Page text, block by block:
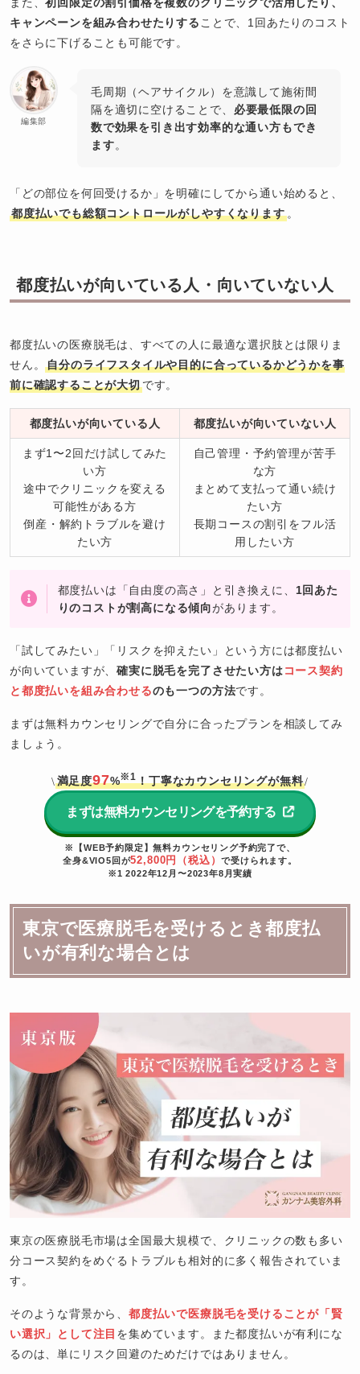
キャンペーンを組み合わせたりする ことで、1回あたりのコスト
をさらに下げることも可能です。
編集部
毛周期（ヘアサイクル）を意識して施術間
隔を適切に空けることで、 必要最低限の回
数で効果を引き出す効率的な通い方もでき
ます。
「どの部位を何回受けるか」を明確にしてから通い始めると、
都度払いでも総額コントロールがしやすくなります。
都度払いが向いている人・向いていない人
都度払いの医療脱毛は、すべての人に最適な選択肢とは限りま
せん。自分のライフスタイルや目的に合っているかどうかを事
前に確認することが大切です。
都度払いが向いている人 都度払いが向いていない人
まず1〜2回だけ試してみた
い方
途中でクリニックを変える
可能性がある方
倒産・解約トラブルを避け
たい方
自己管理・予約管理が苦手
な方
まとめて支払って通い続け
たい方
長期コースの割引をフル活
用したい方
都度払いは「自由度の高さ」と引き換えに、 1回あた
りのコストが割高になる傾向があります。
「試してみたい」「リスクを抑えたい」という方には都度払い
が向いていますが、確実に脱毛を完了させたい方はコース契約
と都度払いを組み合わせるのも一つの方法です。
まずは無料カウンセリングで自分に合ったプランを相談してみ
ましょう。
\満足度97%※1！丁寧なカウンセリングが無料/
まずは無料カウンセリングを予約する
※【WEB予約限定】無料カウンセリング予約完了で、
全身&VIO5回が52,800円（税込）で受けられます。
※1 2022年12月〜2023年8月実績
東京で医療脱毛を受けるとき都度払
いが有利な場合とは
東京の医療脱毛市場は全国最大規模で、クリニックの数も多い
分コース契約をめぐるトラブルも相対的に多く報告されていま
す。
そのような背景から、都度払いで医療脱毛を受けることが「賢
い選択」として注目 を集めています。また都度払いが有利にな
るのは、単にリスク回避のためだけではありません。